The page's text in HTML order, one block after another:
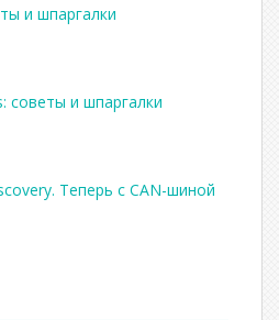
и шпаргалки
советы и шпаргалки
Теперь с CAN-шиной